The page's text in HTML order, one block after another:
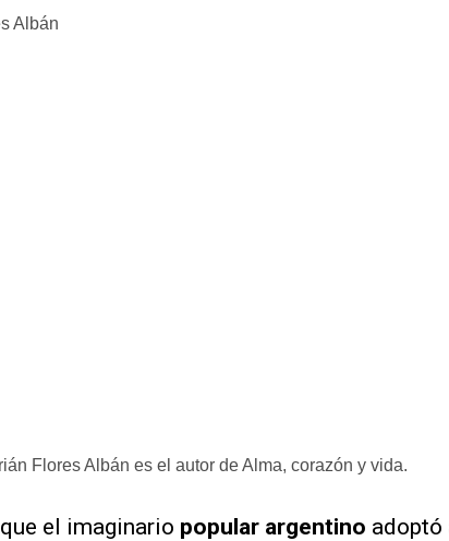
Flores Albán es el autor de Alma, corazón y vida.
el imaginario popular argentino adoptó